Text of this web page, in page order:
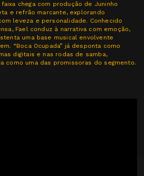
chega com produção de Juninho
e refrão marcante, explorando
leveza e personalidade. Conhecido
Fael conduz à narrativa com emoção,
uma base musical envolvente
“Boca Ocupada” já desponta como
digitais e nas rodas de samba,
como uma das promissoras do segmento.